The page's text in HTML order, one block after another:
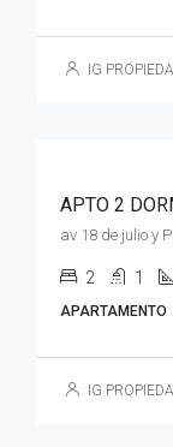
IG
APTO 2
av 18 de julio y
2 1
APARTAMENTO
IG